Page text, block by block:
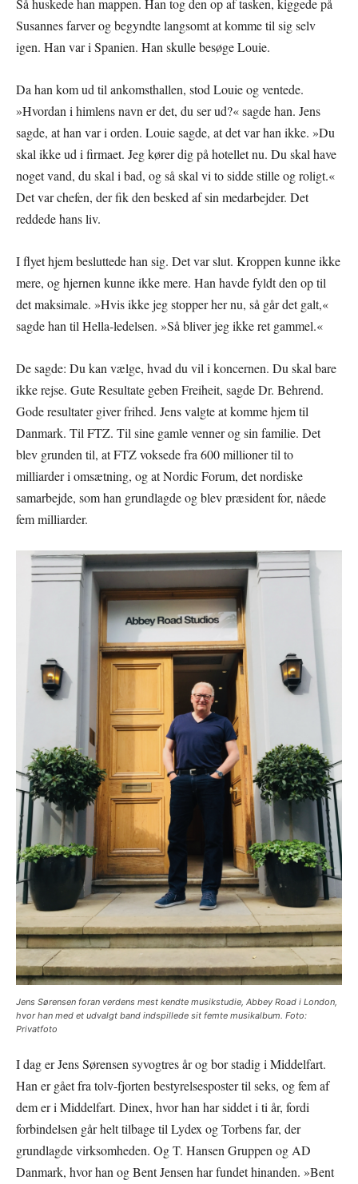
Så huskede han mappen. Han tog den op af tasken, kiggede på
Susannes farver og begyndte langsomt at komme til sig selv
igen. Han var i Spanien. Han skulle besøge Louie.
Da han kom ud til ankomsthallen, stod Louie og ventede.
»Hvordan i himlens navn er det, du ser ud?« sagde han. Jens
sagde, at han var i orden. Louie sagde, at det var han ikke. »Du
skal ikke ud i firmaet. Jeg kører dig på hotellet nu. Du skal have
noget vand, du skal i bad, og så skal vi to sidde stille og roligt.«
Det var chefen, der fik den besked af sin medarbejder. Det
reddede hans liv.
I flyet hjem besluttede han sig. Det var slut. Kroppen kunne ikke
mere, og hjernen kunne ikke mere. Han havde fyldt den op til
det maksimale. »Hvis ikke jeg stopper her nu, så går det galt,«
sagde han til Hella-ledelsen. »Så bliver jeg ikke ret gammel.«
De sagde: Du kan vælge, hvad du vil i koncernen. Du skal bare
ikke rejse. Gute Resultate geben Freiheit, sagde Dr. Behrend.
Gode resultater giver frihed. Jens valgte at komme hjem til
Danmark. Til FTZ. Til sine gamle venner og sin familie. Det
blev grunden til, at FTZ voksede fra 600 millioner til to
milliarder i omsætning, og at Nordic Forum, det nordiske
samarbejde, som han grundlagde og blev præsident for, nåede
fem milliarder.
Jens Sørensen foran verdens mest kendte musikstudie, Abbey Road i London,
hvor han med et udvalgt band indspillede sit femte musikalbum. Foto:
Privatfoto
I dag er Jens Sørensen syvogtres år og bor stadig i Middelfart.
Han er gået fra tolv-fjorten bestyrelsesposter til seks, og fem af
dem er i Middelfart. Dinex, hvor han har siddet i ti år, fordi
forbindelsen går helt tilbage til Lydex og Torbens far, der
grundlagde virksomheden. Og T. Hansen Gruppen og AD
Danmark, hvor han og Bent Jensen har fundet hinanden. »Bent